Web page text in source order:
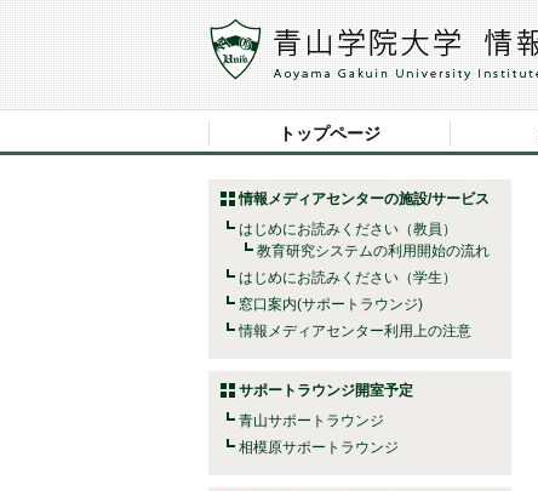
トップページ
情報メディアセンターの施設/サービス
はじめにお読みください（教員）
教育研究システムの利用開始の流れ
はじめにお読みください（学生）
窓口案内(サポートラウンジ)
情報メディアセンター利用上の注意
サポートラウンジ開室予定
青山サポートラウンジ
相模原サポートラウンジ